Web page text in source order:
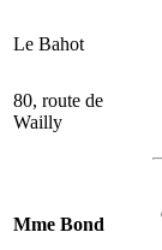
Le Bahot
80, route de
Wailly
Mme Bond